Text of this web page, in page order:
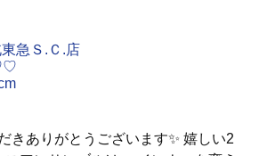
急Ｓ.Ｃ.店
きありがとうございます✨ 嬉しい2